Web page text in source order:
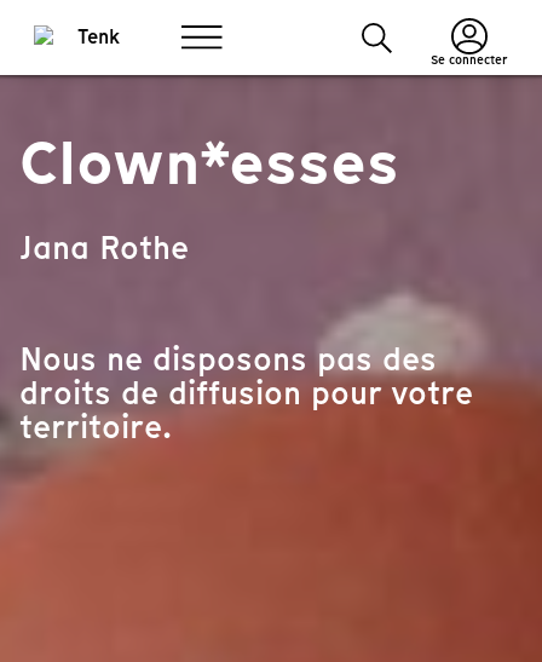
Se connecter
Clown*esses
Jana Rothe
Nous ne disposons pas des
droits de diffusion pour votre
territoire.